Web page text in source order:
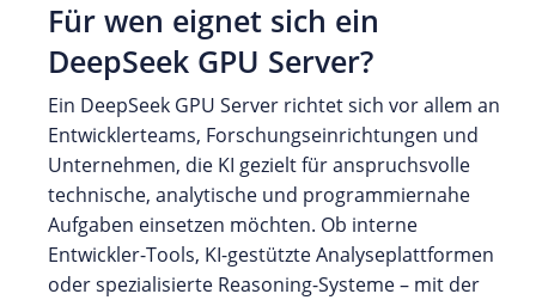
Für wen eignet sich ein
DeepSeek GPU Server?
Ein DeepSeek GPU Server richtet sich vor allem an
Entwicklerteams, Forschungseinrichtungen und
Unternehmen, die KI gezielt für anspruchsvolle
technische, analytische und programmiernahe
Aufgaben einsetzen möchten. Ob interne
Entwickler-Tools, KI-gestützte Analyseplattformen
oder spezialisierte Reasoning-Systeme – mit der